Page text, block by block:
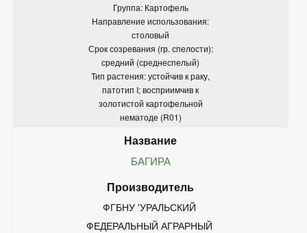
Группа: Картофель
Направление использования:
столовый
Срок созревания (гр. спелости):
средний (среднеспелый)
Тип растения: устойчив к раку,
патотип I; восприимчив к
золотистой картофельной
нематоде (R01)
БАГИРА
ФГБНУ 'УРАЛЬСКИЙ
ФЕДЕРАЛЬНЫЙ АГРАРНЫЙ